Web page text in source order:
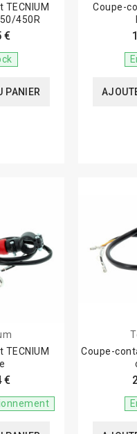
450R
€
PANIER
Coupe-
€
Coupe-